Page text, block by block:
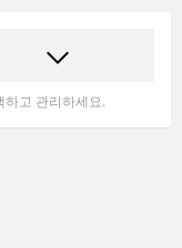
하고 관리하세요.